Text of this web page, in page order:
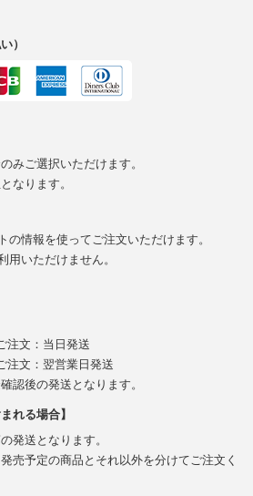
）
みご選択いただけます。
なります。
の情報を使ってご注文いただけます。
いただけません。
注文：当日発送
注文：翌営業日発送
認後の発送となります。
れる場合】
発送となります。
売予定の商品とそれ以外を分けてご注文く